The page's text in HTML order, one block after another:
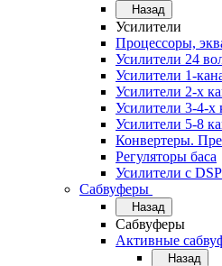
Назад
Усилители
Процессоры,
Усилители 24
Усилители 1-
Усилители 2-х
Усилители 3-4-х
Усилители 5-8
Конвертеры.
Регуляторы баса
Усилители с
Сабвуферы
Назад
Сабвуферы
Активные
Назад